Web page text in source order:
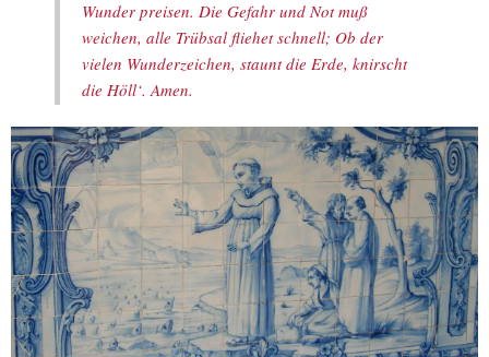
Wunder preisen. Die Gefahr und Not muß
weichen, alle Trübsal fliehet schnell; Ob der
vielen Wunderzeichen, staunt die Erde, knirscht
die Höll‘. Amen.